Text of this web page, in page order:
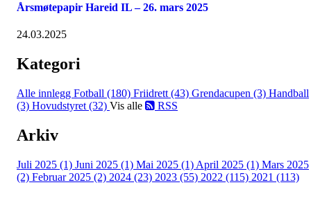
Årsmøtepapir Hareid IL – 26. mars 2025
24.03.2025
Kategori
Alle innlegg Fotball (180) Friidrett (43) Grendacupen (3) Handball
(3) Hovudstyret (32) Vis alle RSS
Arkiv
Juli 2025 (1) Juni 2025 (1) Mai 2025 (1) April 2025 (1) Mars 2025
(2) Februar 2025 (2) 2024 (23) 2023 (55) 2022 (115) 2021 (113)